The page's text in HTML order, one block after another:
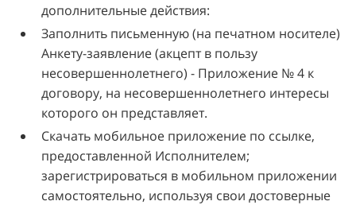
дополнительные действия:
Заполнить письменную (на печатном носителе)
Анкету-заявление (акцепт в пользу
несовершеннолетнего) - Приложение № 4 к
договору, на несовершеннолетнего интересы
которого он представляет.
Скачать мобильное приложение по ссылке,
предоставленной Исполнителем;
зарегистрироваться в мобильном приложении
самостоятельно, используя свои достоверные